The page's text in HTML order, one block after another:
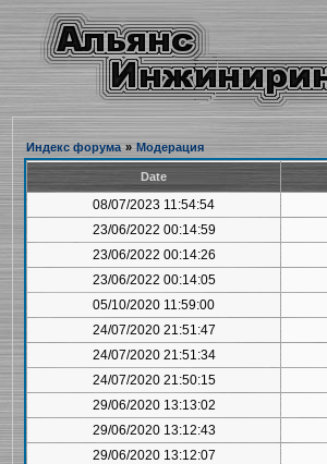
Индекс форума » Модерация
Date
08/07/2023 11:54:54
23/06/2022 00:14:59
23/06/2022 00:14:26
23/06/2022 00:14:05
05/10/2020 11:59:00
24/07/2020 21:51:47
24/07/2020 21:51:34
24/07/2020 21:50:15
29/06/2020 13:13:02
29/06/2020 13:12:43
29/06/2020 13:12:07